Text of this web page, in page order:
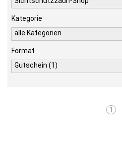
Kategorie
alle Kategorien
Format
Gutschein (1)
1